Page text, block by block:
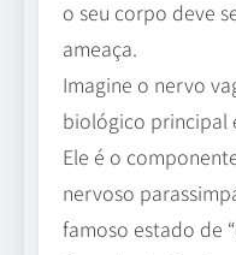
o seu corpo deve
ameaça.
Imagine o nervo
biológico principal
Ele é o
nervoso
famoso estado de